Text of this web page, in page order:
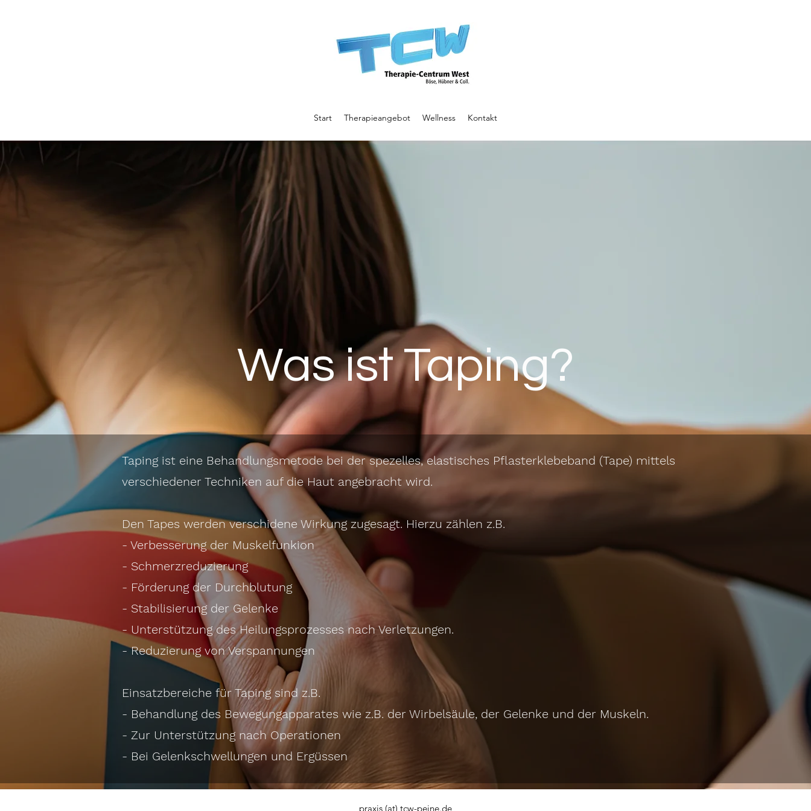
Start Therapieangebot Wellness Kontakt
Was ist Taping?
Taping ist eine Behandlungsmetode bei der spezelles, elastisches Pflasterklebeband (Tape) mittels
verschiedener Techniken auf die Haut angebracht wird.
Den Tapes werden verschidene Wirkung zugesagt. Hierzu zählen z.B.
- Verbesserung der Muskelfunkion
- Schmerzreduzierung
- Förderung der Durchblutung
- Stabilisierung der Gelenke
- Unterstützung des Heilungsprozesses nach Verletzungen.
- Reduzierung von Verspannungen
Einsatzbereiche für Taping sind z.B.
- Behandlung des Bewegungapparates wie z.B. der Wirbelsäule, der Gelenke und der Muskeln.
- Zur Unterstützung nach Operationen
- Bei Gelenkschwellungen und Ergüssen
praxis (at) tcw-peine.de